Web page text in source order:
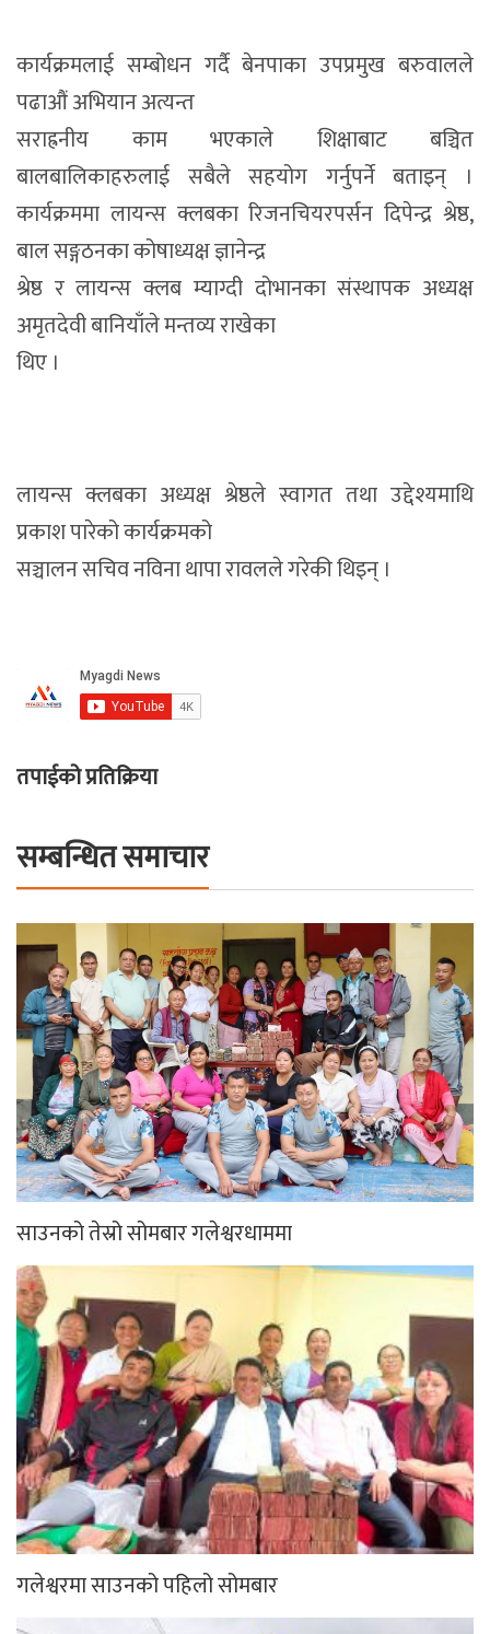
कार्यक्रमलाई सम्बोधन गर्दै बेनपाका उपप्रमुख बरुवालले
पढाऔं अभियान अत्यन्त
सराह्रनीय काम भएकाले शिक्षाबाट बञ्चित
बालबालिकाहरुलाई सबैले सहयोग गर्नुपर्ने बताइन् ।
कार्यक्रममा लायन्स क्लबका रिजनचियरपर्सन दिपेन्द्र श्रेष्ठ,
बाल सङ्गठनका कोषाध्यक्ष ज्ञानेन्द्र
श्रेष्ठ र लायन्स क्लब म्याग्दी दोभानका संस्थापक अध्यक्ष
अमृतदेवी बानियाँले मन्तव्य राखेका
थिए ।
लायन्स क्लबका अध्यक्ष श्रेष्ठले स्वागत तथा उद्देश्यमाथि
प्रकाश पारेको कार्यक्रमको
सञ्चालन सचिव नविना थापा रावलले गरेकी थिइन् ।
तपाईको प्रतिक्रिया
सम्बन्धित समाचार
साउनको तेस्रो सोमबार गलेश्वरधाममा
गलेश्वरमा साउनको पहिलो सोमबार